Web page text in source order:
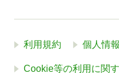
利用規約 個人情
Cookie等の利用に関